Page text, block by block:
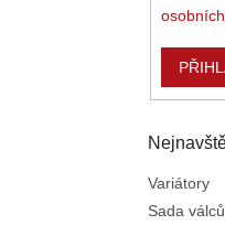
Variátory
Sada